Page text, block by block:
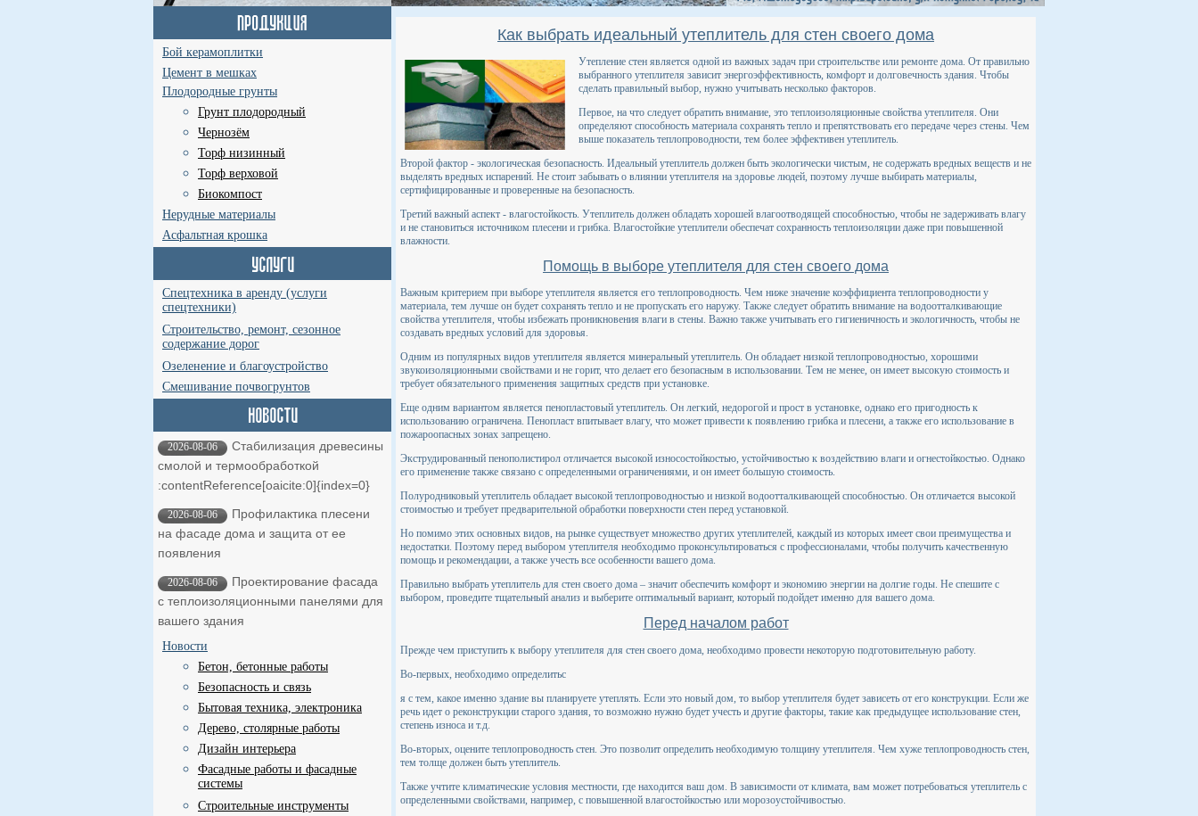
Бой керамоплитки
Цемент в мешках
Плодородные грунты
Грунт плодородный
Чернозём
Торф низинный
Торф верховой
Биокомпост
Нерудные материалы
Асфальтная крошка
Спецтехника в аренду (услуги
спецтехники)
Строительство, ремонт, сезонное
содержание дорог
Озеленение и благоустройство
Смешивание почвогрунтов
2026-08-06
Стабилизация древесины
смолой и термообработкой ​
:contentReference[oaicite:0]{index=0}
2026-08-06
Профилактика плесени
на фасаде дома и защита от ее
появления
2026-08-06
Проектирование фасада
с теплоизоляционными панелями для
вашего здания
Новости
Бетон, бетонные работы
Безопасность и связь
Бытовая техника, электроника
Дерево, столярные работы
Дизайн интерьера
Фасадные работы и фасадные
системы
Строительные инструменты
Как выбрать идеальный утеплитель для стен своего дома
Утепление стен является одной из важных задач при строительстве или ремонте дома. От правильно
выбранного утеплителя зависит энергоэффективность, комфорт и долговечность здания. Чтобы
сделать правильный выбор, нужно учитывать несколько факторов.
Первое, на что следует обратить внимание, это теплоизоляционные свойства утеплителя. Они
определяют способность материала сохранять тепло и препятствовать его передаче через стены. Чем
выше показатель теплопроводности, тем более эффективен утеплитель.
Второй фактор - экологическая безопасность. Идеальный утеплитель должен быть экологически чистым, не содержать вредных веществ и не
выделять вредных испарений. Не стоит забывать о влиянии утеплителя на здоровье людей, поэтому лучше выбирать материалы,
сертифицированные и проверенные на безопасность.
Третий важный аспект - влагостойкость. Утеплитель должен обладать хорошей влагоотводящей способностью, чтобы не задерживать влагу
и не становиться источником плесени и грибка. Влагостойкие утеплители обеспечат сохранность теплоизоляции даже при повышенной
влажности.
Помощь в выборе утеплителя для стен своего дома
Важным критерием при выборе утеплителя является его теплопроводность. Чем ниже значение коэффициента теплопроводности у
материала, тем лучше он будет сохранять тепло и не пропускать его наружу. Также следует обратить внимание на водоотталкивающие
свойства утеплителя, чтобы избежать проникновения влаги в стены. Важно также учитывать его гигиеничность и экологичность, чтобы не
создавать вредных условий для здоровья.
Одним из популярных видов утеплителя является минеральный утеплитель. Он обладает низкой теплопроводностью, хорошими
звукоизоляционными свойствами и не горит, что делает его безопасным в использовании. Тем не менее, он имеет высокую стоимость и
требует обязательного применения защитных средств при установке.
Еще одним вариантом является пенопластовый утеплитель. Он легкий, недорогой и прост в установке, однако его пригодность к
использованию ограничена. Пенопласт впитывает влагу, что может привести к появлению грибка и плесени, а также его использование в
пожароопасных зонах запрещено.
Экструдированный пенополистирол отличается высокой износостойкостью, устойчивостью к воздействию влаги и огнестойкостью. Однако
его применение также связано с определенными ограничениями, и он имеет большую стоимость.
Полуродниковый утеплитель обладает высокой теплопроводностью и низкой водоотталкивающей способностью. Он отличается высокой
стоимостью и требует предварительной обработки поверхности стен перед установкой.
Но помимо этих основных видов, на рынке существует множество других утеплителей, каждый из которых имеет свои преимущества и
недостатки. Поэтому перед выбором утеплителя необходимо проконсультироваться с профессионалами, чтобы получить качественную
помощь и рекомендации, а также учесть все особенности вашего дома.
Правильно выбрать утеплитель для стен своего дома – значит обеспечить комфорт и экономию энергии на долгие годы. Не спешите с
выбором, проведите тщательный анализ и выберите оптимальный вариант, который подойдет именно для вашего дома.
Перед началом работ
Прежде чем приступить к выбору утеплителя для стен своего дома, необходимо провести некоторую подготовительную работу.
Во-первых, необходимо определитьс
я с тем, какое именно здание вы планируете утеплять. Если это новый дом, то выбор утеплителя будет зависеть от его конструкции. Если же
речь идет о реконструкции старого здания, то возможно нужно будет учесть и другие факторы, такие как предыдущее использование стен,
степень износа и т.д.
Во-вторых, оцените теплопроводность стен. Это позволит определить необходимую толщину утеплителя. Чем хуже теплопроводность стен,
тем толще должен быть утеплитель.
Также учтите климатические условия местности, где находится ваш дом. В зависимости от климата, вам может потребоваться утеплитель с
определенными свойствами, например, с повышенной влагостойкостью или морозоустойчивостью.